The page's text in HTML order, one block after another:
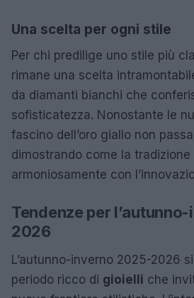
Una scelta per ogni stile
Per chi predilige uno stile più
rimane una scelta
da diamanti bianchi che
sofisticatezza. Nonostante le
fascino dell’oro giallo non
dimostrando come la
armoniosamente con
Tendenze per
2026
L’autunno-inverno 2025-2026
periodo ricco di gioielli che